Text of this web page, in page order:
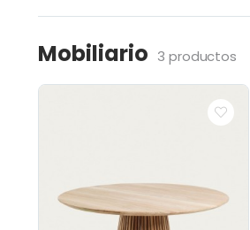
Mobiliario 3 productos